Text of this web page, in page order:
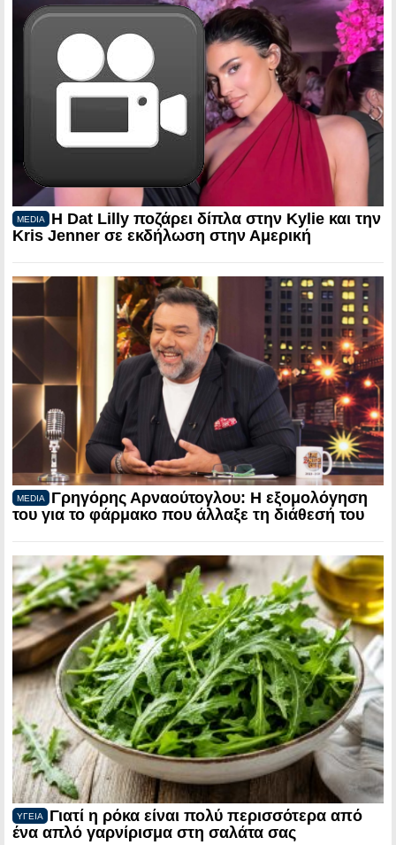
MEDIA
Η Dat Lilly ποζάρει δίπλα στην Kylie και την
Kris Jenner σε εκδήλωση στην Αμερική
MEDIA
Γρηγόρης Αρναούτογλου: Η εξομολόγηση
του για το φάρμακο που άλλαξε τη διάθεσή του
ΥΓΕΙΑ
Γιατί η ρόκα είναι πολύ περισσότερα από
ένα απλό γαρνίρισμα στη σαλάτα σας